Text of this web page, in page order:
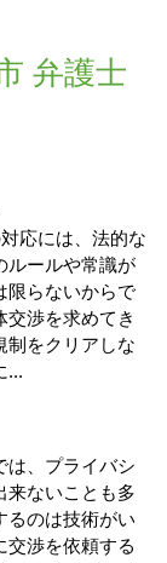
弁護士
応には、法的な
ルールや常識が
限らないからで
渉を求めてき
制をクリアしな
...
は、プライバシ
来ないことも多
るのは技術がい
交渉を依頼する